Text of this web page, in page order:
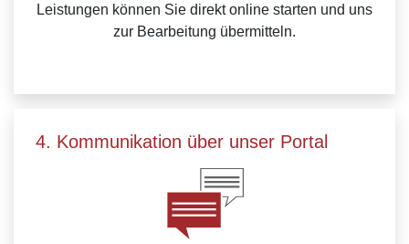
Leistungen können Sie direkt online starten und uns
zur Bearbeitung übermitteln.
4. Kommunikation über unser Portal